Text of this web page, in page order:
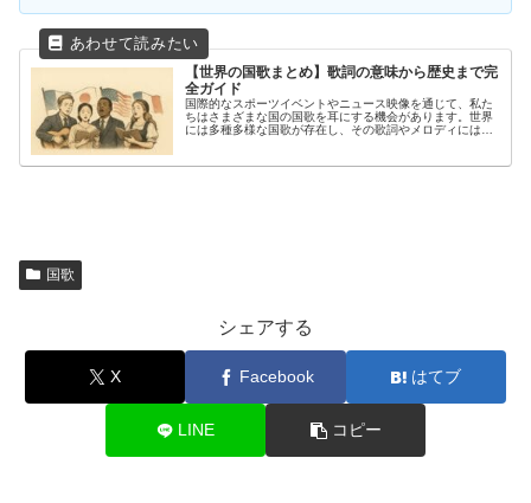
【世界の国歌まとめ】歌詞の意味から歴史まで完
全ガイド
国際的なスポーツイベントやニュース映像を通じて、私た
ちはさまざまな国の国歌を耳にする機会があります。世界
には多種多様な国歌が存在し、その歌詞やメロディには各
国歌
シェアする
X Facebook はてブ
LINE コピー